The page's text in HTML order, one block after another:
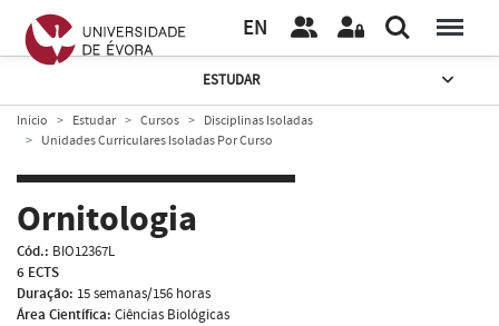
EN
ESTUDAR
Início Estudar Cursos
Disciplinas Isoladas
Unidades Curriculares Isoladas Por Curso
Ornitologia
Cód.: BIO12367L
6 ECTS
Duração: 15 semanas/156 horas
Área Científica: Ciências Biológicas